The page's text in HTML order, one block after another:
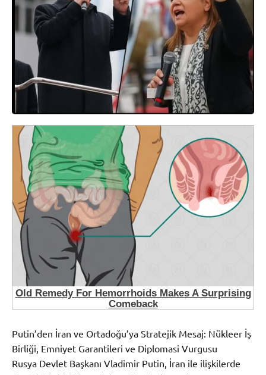
Putin’den İran ve Ortadoğu’ya Stratejik Mesaj: Nükleer İş
Birliği, Emniyet Garantileri ve Diplomasi Vurgusu
Rusya Devlet Başkanı Vladimir Putin, İran ile ilişkilerde